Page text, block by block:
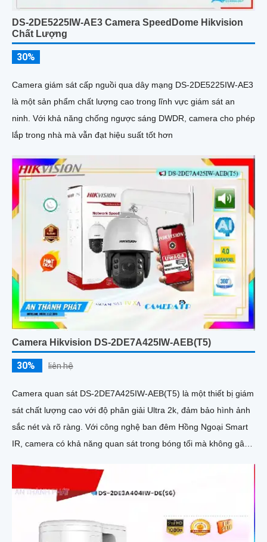
DS-2DE5225IW-AE3 Camera SpeedDome Hikvision
Chất Lượng
30%
Camera giám sát cấp nguồi qua dây mạng DS-2DE5225IW-AE3
là một sản phẩm chất lượng cao trong lĩnh vực giám sát an
ninh. Với khả năng chống ngược sáng DWDR, camera cho phép
lắp trong nhà mà vẫn đạt hiệu suất tốt hơn
Camera Hikvision DS-2DE7A425IW-AEB(T5)
30% liên hệ
Camera quan sát DS-2DE7A425IW-AEB(T5) là một thiết bị giám
sát chất lượng cao với độ phân giải Ultra 2k, đảm bảo hình ảnh
sắc nét và rõ ràng. Với công nghệ ban đêm Hồng Ngoại Smart
IR, camera có khả năng quan sát trong bóng tối mà không gây